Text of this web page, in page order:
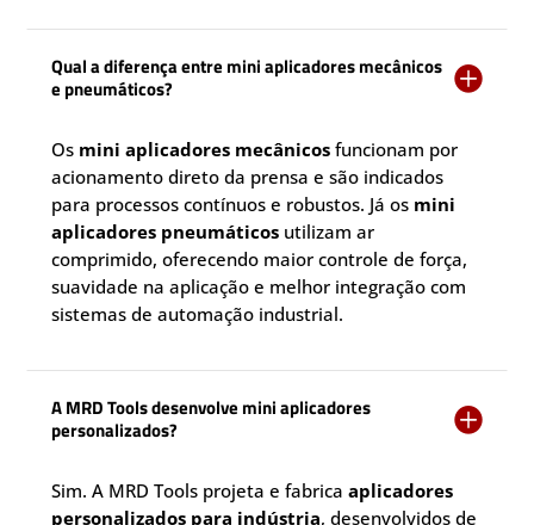
Qual a diferença entre mini aplicadores mecânicos
e pneumáticos?

Os mini aplicadores mecânicos funcionam por
acionamento direto da prensa e são indicados
para processos contínuos e robustos. Já os mini
aplicadores pneumáticos utilizam ar
comprimido, oferecendo maior controle de força,
suavidade na aplicação e melhor integração com
sistemas de automação industrial.
A MRD Tools desenvolve mini aplicadores
personalizados?

Sim. A MRD Tools projeta e fabricaaplicadores
personalizados para indústria, desenvolvidos de